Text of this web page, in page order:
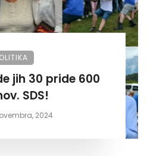
članov. SDS!
2024